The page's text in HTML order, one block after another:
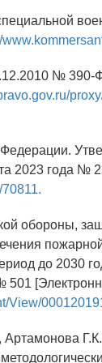
№ 390-
2023 года №
обороны,
до 2030
501
View/
Артамонова